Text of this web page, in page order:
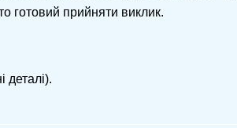
готовий прийняти виклик.
деталі).